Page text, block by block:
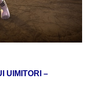
UIMITORI –